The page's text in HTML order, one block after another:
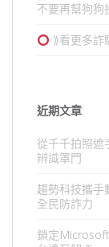
不要再幫狗狗
⟫看更多詐
近期文章
從千千拍照遮
辨識罩門
趨勢科技攜手
全民防詐力
鎖定